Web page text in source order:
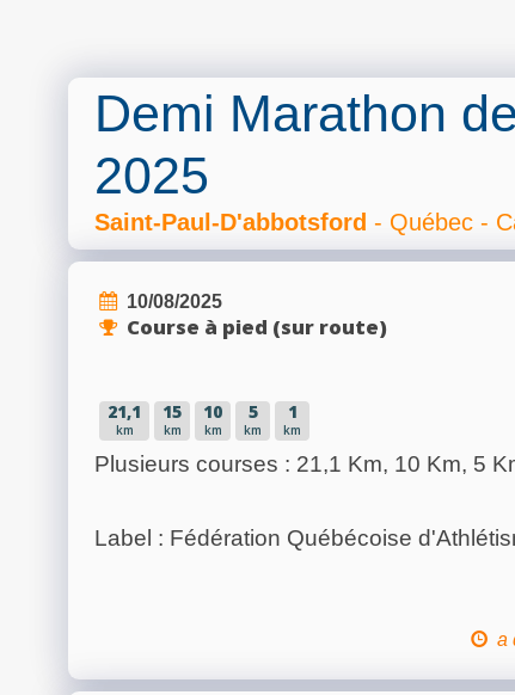
Demi Marathon
2025
Saint-Paul-D'abbotsford - Québec -
10/08/2025
Course à pied (sur route)
21,1
km
15
km
10
km
5
km
1
km
Plusieurs courses : 21,1 Km, 10 Km, 5
Label : Fédération Québécoise
a